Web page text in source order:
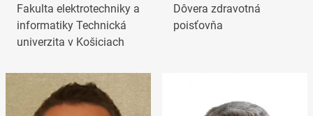
Fakulta elektrotechniky a
informatiky Technická
univerzita v Košiciach
Dôvera zdravotná
poisťovňa